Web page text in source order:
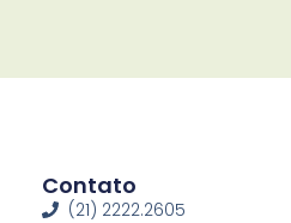
Contato
(21) 2222.2605